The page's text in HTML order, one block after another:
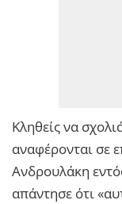
Κληθείς να
αναφέρονται σε
Ανδρουλάκη
απάντησε ότι